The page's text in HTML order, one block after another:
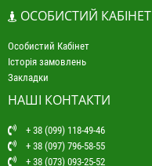
ОСОБИСТИЙ КАБІНЕТ
Особистий Кабінет
Історія замовлень
Закладки
НАШІ КОНТАКТИ
+ 38 (099) 118-49-46
+ 38 (097) 796-58-55
+ 38 (073) 093-25-52